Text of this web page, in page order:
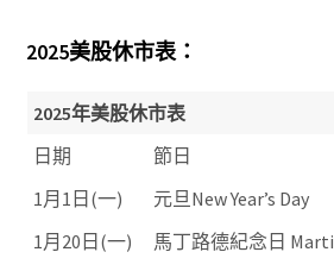
2025美股休市表：
2025年美股休市表
日期
節日
1月1日(一)
元旦New Year’s Day
1月20日(一)
馬丁路德紀念日